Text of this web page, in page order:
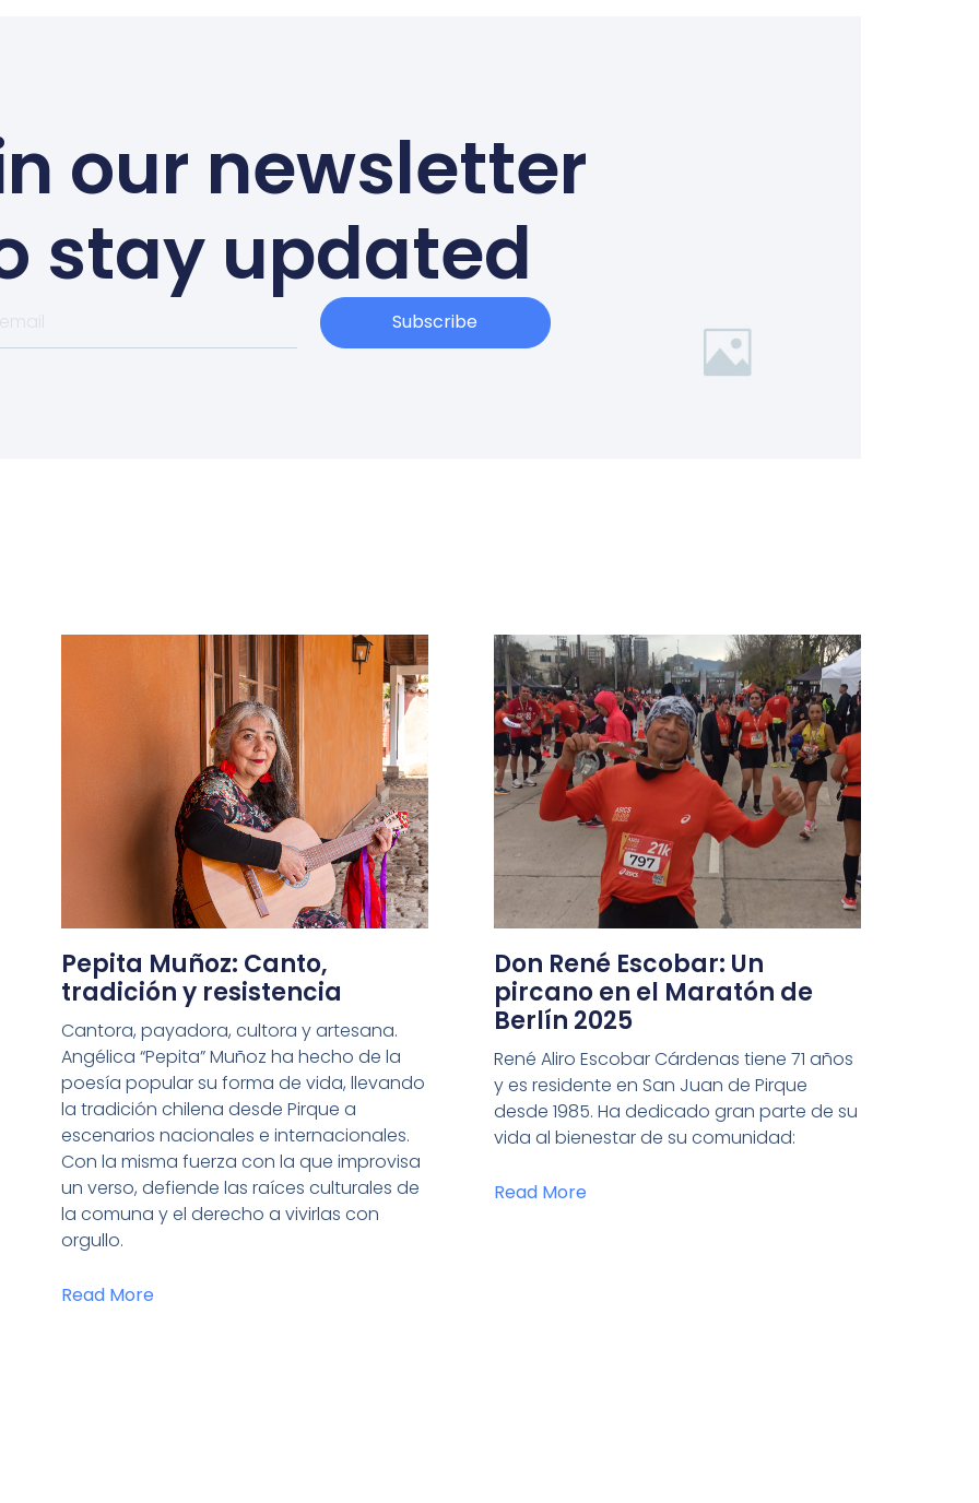
our newsletter
stay updated
Subscribe
Pepita Muñoz: Canto,
tradición y resistencia
Cantora, payadora, cultora y artesana.
Angélica “Pepita” Muñoz ha hecho de la
poesía popular su forma de vida, llevando
la tradición chilena desde Pirque a
escenarios nacionales e internacionales.
Con la misma fuerza con la que improvisa
un verso, defiende las raíces culturales de
la comuna y el derecho a vivirlas con
orgullo.
Read More
Don René Escobar: Un
pircano en el Maratón de
Berlín 2025
René Aliro Escobar Cárdenas tiene 71 años
y es residente en San Juan de Pirque
desde 1985. Ha dedicado gran parte de su
vida al bienestar de su comunidad:
Read More